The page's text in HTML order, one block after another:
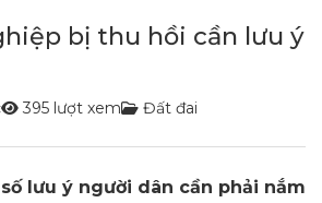
bị thu hồi cần lưu ý
395 lượt xem Đất đai
lưu ý người dân cần phải nắm